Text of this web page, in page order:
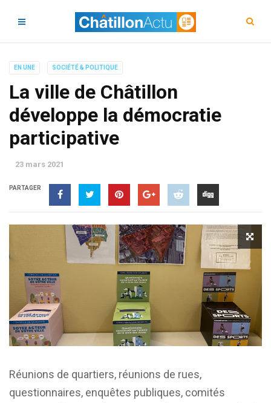
EN UNE SOCIÉTÉ & POLITIQUE
La ville de Châtillon
développe la démocratie
participative
23 mars 2021
PARTAGER
Réunions de quartiers, réunions de rues,
questionnaires, enquêtes publiques, comités